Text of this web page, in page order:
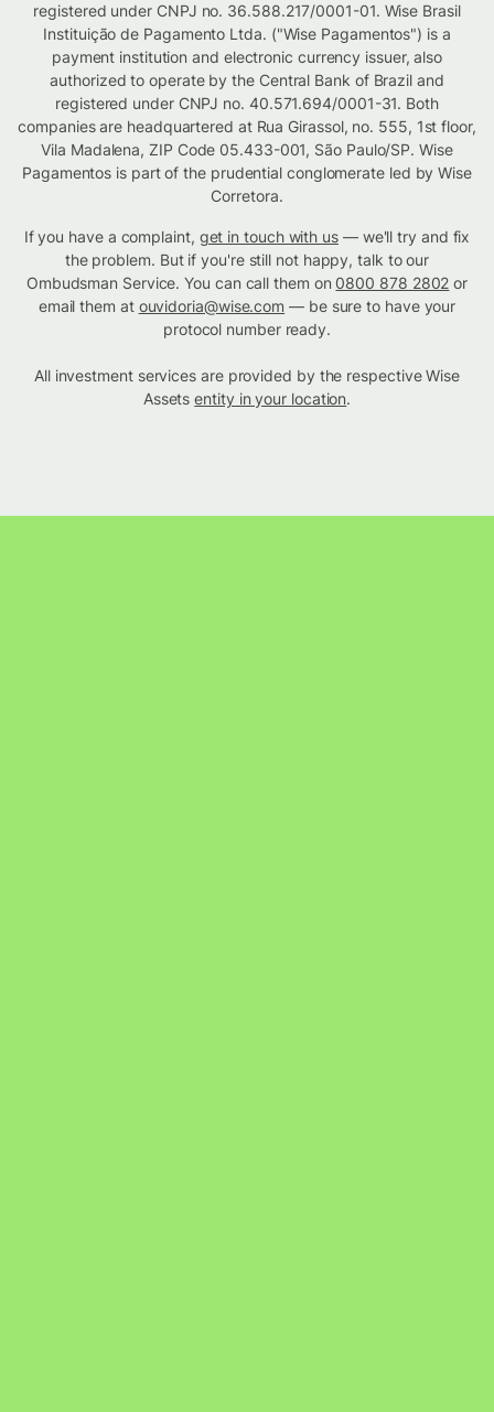
registered under CNPJ no. 36.588.217/0001-01. Wise Brasil
Instituição de Pagamento Ltda. ("Wise Pagamentos") is a
payment institution and electronic currency issuer, also
authorized to operate by the Central Bank of Brazil and
registered under CNPJ no. 40.571.694/0001-31. Both
companies are headquartered at Rua Girassol, no. 555, 1st floor,
Vila Madalena, ZIP Code 05.433-001, São Paulo/SP. Wise
Pagamentos is part of the prudential conglomerate led by Wise
Corretora.
If you have a complaint, get in touch with us— we'll try and fix
the problem. But if you're still not happy, talk to our
Ombudsman Service. You can call them on0800 878 2802 or
email them at ouvidoria@wise.com — be sure to have your
protocol number ready.
All investment services are provided by the respective Wise
Assetsentity in your location.